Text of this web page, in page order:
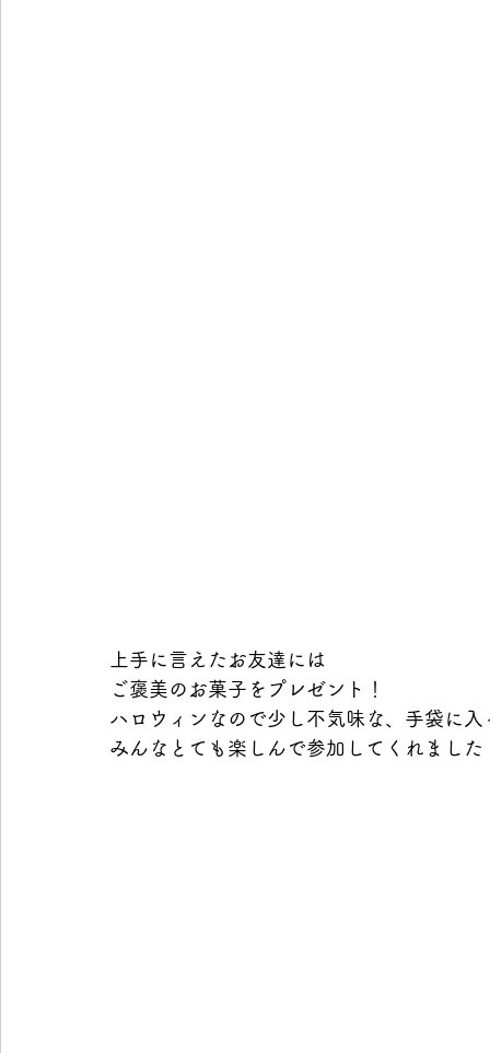
上手に言えたお友達には
ご褒美のお菓子をプレゼント！
ハロウィンなので少し不気味な、手袋に
みんなとても楽しんで参加してくれました